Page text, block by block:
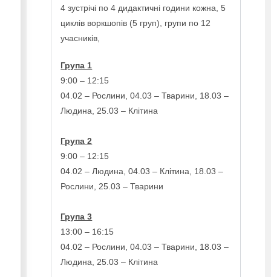
4 зустрічі по 4 дидактичні години кожна, 5
циклів воркшопів (5 груп), групи по 12
учасників,
Група 1
9:00 – 12:15
04.02 – Рослини, 04.03 – Тварини, 18.03 –
Людина, 25.03 – Клітина
Група 2
9:00 – 12:15
04.02 – Людина, 04.03 – Клітина, 18.03 –
Рослини, 25.03 – Тварини
Група 3
13:00 – 16:15
04.02 – Рослини, 04.03 – Тварини, 18.03 –
Людина, 25.03 – Клітина